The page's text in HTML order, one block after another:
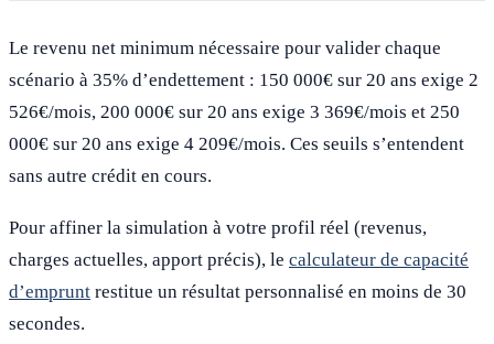
Le revenu net minimum nécessaire pour valider chaque
scénario à 35% d’endettement : 150 000€ sur 20 ans exige 2
526€/mois, 200 000€ sur 20 ans exige 3 369€/mois et 250
000€ sur 20 ans exige 4 209€/mois. Ces seuils s’entendent
sans autre crédit en cours.
Pour affiner la simulation à votre profil réel (revenus,
charges actuelles, apport précis), le calculateur de capacité
d’emprunt restitue un résultat personnalisé en moins de 30
secondes.